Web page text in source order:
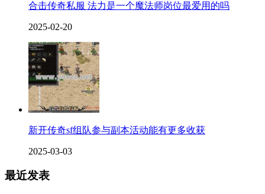
合击传奇私服 法力是一个魔法师岗位最爱用的吗
2025-02-20
新开传奇sf组队参与副本活动能有更多收获
2025-03-03
最近发表